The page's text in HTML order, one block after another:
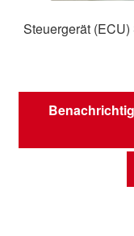
Steuergerät